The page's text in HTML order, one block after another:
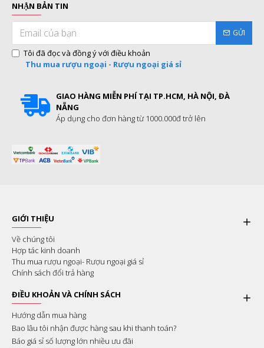
NHẬN BẢN TIN
GỬI
Tôi đã đọc và đồng ý với điều khoản
Thu mua rượu ngoại - Rượu ngoại giá sỉ
GIAO HÀNG MIỄN PHÍ TẠI TP.HCM, HÀ NỘI, ĐÀ
NẴNG
Áp dụng cho đơn hàng từ 1000.000đ trở lên
GIỚI THIỆU
Về chúng tôi
Hợp tác kinh doanh
Thu mua rượu ngoại- Rượu ngoại giá sỉ
Chính sách đổi trả hàng
ĐIỀU KHOẢN VÀ CHÍNH SÁCH
Hướng dẫn mua hàng
Bao lâu tôi nhận được hàng sau khi thanh toán?
Báo giá sỉ số lượng lớn nhiều ưu đãi